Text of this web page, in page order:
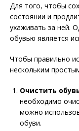
Для того, чтобы
состоянии и
ухаживать за ней.
обувью является
Чтобы правильно
нескольким
Очистить
необходимо
можно
обуви.